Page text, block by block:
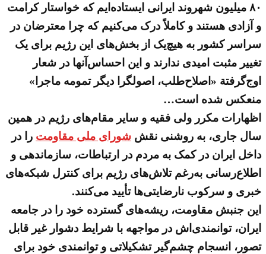
۸۰ میلیون شهروند ایرانی ایستاده‌ایم که خواستار کرامت
و آزادی هستند و کاملاً درک می‌کنیم که چرا معترضان در
سراسر کشور به هیچ‌یک از بخش‌های این رژیم برای یک
تغییر مثبت امیدی ندارند و این احساس‌آنها در شعار
اوج‌گرفتة «اصلاح‌طلب، اصولگرا دیگر تمومه ماجرا»
منعکس شده است…
اظهارات مکرر ولی فقیه و سایر مقام‌های رژیم در همین
سال جاری، به روشنی نقش شورای ملی مقاومت را در
داخل ایران در کمک به مردم در ارتباطات، سازماندهی و
اطلاع‌رسانی به‌رغم تلاش‌های رژیم برای کنترل شبکه‌های
خبری و سرکوب نارضایتی‌ها تأیید می‌کنند.
این جنبش مقاومت، ریشه‌های گسترده خود را در جامعه
ایران، توانمندی‌اش در مواجهه با شرایط دشوار غیر قابل
تصور، انسجام چشم‌گیر تشکیلاتی و توانمندی خود برای